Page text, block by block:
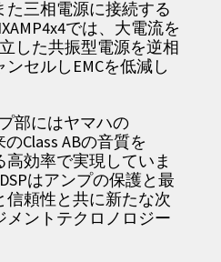
三相電源に接続する
では、大電流を
した共振型電源を逆相
セルしEMCを低減し
部にはヤマハの
Class ABの音質を
高効率で実現していま
はアンプの保護と最
頼性と共に新たな次
ントテクロノロジー